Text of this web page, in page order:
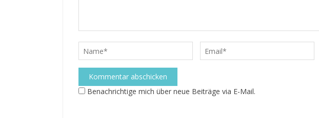
Benachrichtige mich über neue Beiträge via E-Mail.